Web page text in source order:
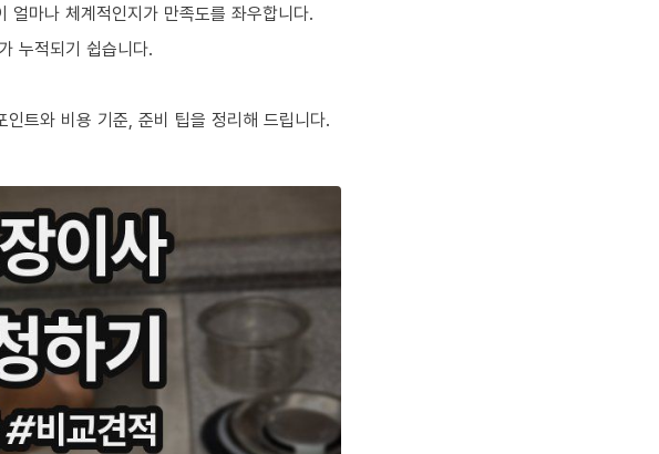
마나 체계적인지가 만족도를 좌우합니다.
누적되기 쉽습니다.
트와 비용 기준, 준비 팁을 정리해 드립니다.